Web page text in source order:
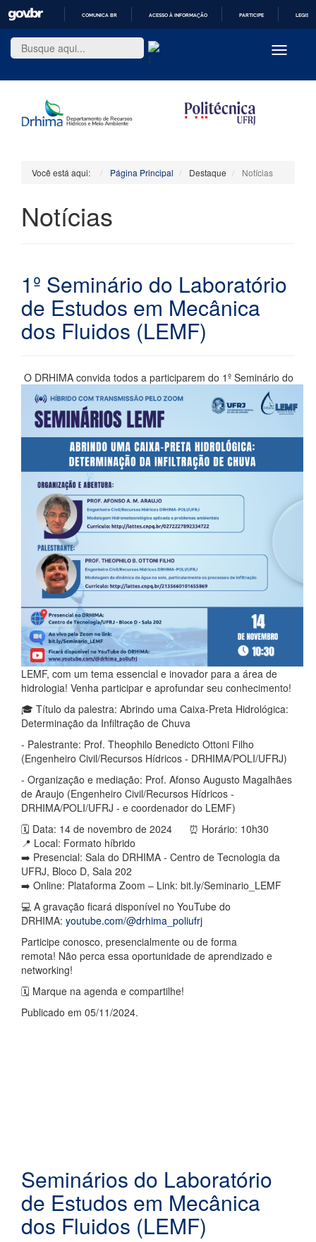
PARA
O
COMUNICA BR ACESSO À INFORMAÇÃO PARTICIPE
Toggle
Você está aqui: Página Principal Destaque Notícias
Notícias
1º Seminário do Laboratório
de Estudos em Mecânica
dos Fluidos (LEMF)
O DRHIMA convida todos a participarem do 1º Seminário do
LEMF, com um tema essencial e inovador para a área de
hidrologia! Venha participar e aprofundar seu conhecimento!
🎓 Título da palestra: Abrindo uma Caixa-Preta Hidrológica:
Determinação da Infiltração de Chuva
- Palestrante: Prof. Theophilo Benedicto Ottoni Filho
(Engenheiro Civil/Recursos Hídricos - DRHIMA/POLI/UFRJ)
- Organização e mediação: Prof. Afonso Augusto Magalhães
de Araujo (Engenheiro Civil/Recursos Hídricos -
DRHIMA/POLI/UFRJ - e coordenador do LEMF)
🗓 Data: 14 de novembro de 2024 ⏰ Horário: 10h30
📍 Local: Formato híbrido
➡️ Presencial: Sala do DRHIMA - Centro de Tecnologia da
UFRJ, Bloco D, Sala 202
➡️ Online: Plataforma Zoom – Link: bit.ly/Seminario_LEMF
💻 A gravação ficará disponível no YouTube do
DRHIMA: youtube.com/@drhima_poliufrj
Participe conosco, presencialmente ou de forma
remota! Não perca essa oportunidade de aprendizado e
networking!
🗓️ Marque na agenda e compartilhe!
Publicado em 05/11/2024.
Seminários do Laboratório
de Estudos em Mecânica
dos Fluidos (LEMF)